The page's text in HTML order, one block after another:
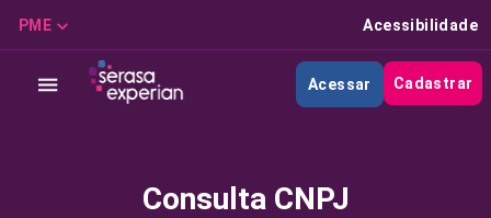
PME Acessibilidade
Acessar Cadastrar
Consulta CNPJ